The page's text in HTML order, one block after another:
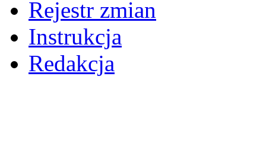
Rejestr zmian
Instrukcja
Redakcja